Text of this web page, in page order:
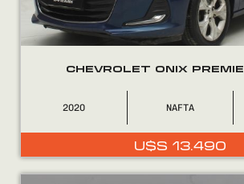
CHEVROLET ONIX
2020 NAFTA
U$S 13.490